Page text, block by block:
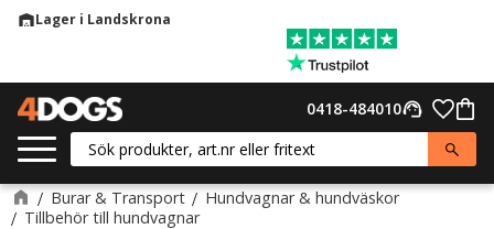
warehouseLager i Landskrona
support_agent
0418-484010
Burar & Transport
Hundvagnar & hundväskor
Tillbehör till hundvagnar